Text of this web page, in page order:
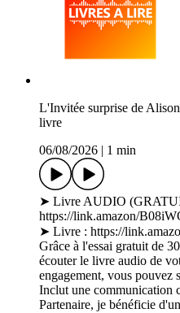
L'Invitée surprise de
livre
06/08/2026
1 min
➤ Livre AUDIO
https://link.amazon/
➤ Livre : https://
Grâce à l'essai gratuit de
écouter le livre audio de
engagement, vous pouvez
Inclut une communication
Partenaire, je bénéficie